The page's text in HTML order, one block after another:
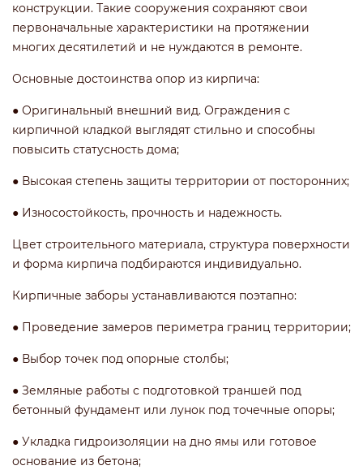
конструкции. Такие сооружения сохраняют свои
первоначальные характеристики на протяжении
многих десятилетий и не нуждаются в ремонте.
Основные достоинства опор из кирпича:
● Оригинальный внешний вид. Ограждения с
кирпичной кладкой выглядят стильно и способны
повысить статусность дома;
● Высокая степень защиты территории от посторонних;
● Износостойкость, прочность и надежность.
Цвет строительного материала, структура поверхности
и форма кирпича подбираются индивидуально.
Кирпичные заборы устанавливаются поэтапно:
● Проведение замеров периметра границ территории;
● Выбор точек под опорные столбы;
● Земляные работы с подготовкой траншей под
бетонный фундамент или лунок под точечные опоры;
● Укладка гидроизоляции на дно ямы или готовое
основание из бетона;